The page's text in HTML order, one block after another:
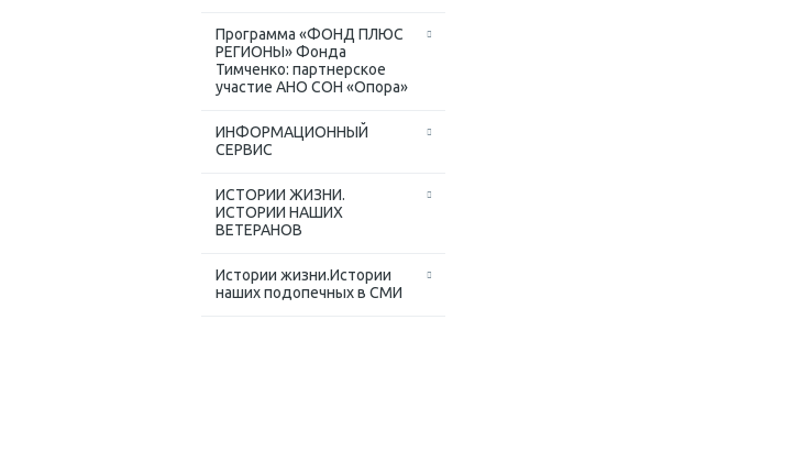
Программа «ФОНД ПЛЮС
РЕГИОНЫ» Фонда
Тимченко: партнерское
участие АНО СОН «Опора»
ИНФОРМАЦИОННЫЙ
СЕРВИС
ИСТОРИИ ЖИЗНИ.
ИСТОРИИ НАШИХ
ВЕТЕРАНОВ
Истории жизни.Истории
наших подопечных в СМИ